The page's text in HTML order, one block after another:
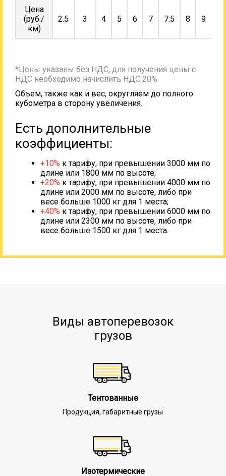
Цена
(руб./
км)
2.5 3 4 5 6 7 7.5 8 9
*Цены указаны без НДС, для получения цены с
НДС необходимо начислить НДС 20%
Объем, также как и вес, округляем до полного
кубометра в сторону увеличения.
Есть дополнительные
коэффициенты:
+10% к тарифу, при превышении 3000 мм по
длине или 1800 мм по высоте;
+20% к тарифу, при превышении 4000 мм по
длине или 2000 мм по высоте, либо при
весе больше 1000 кг для 1 места;
+40% к тарифу, при превышении 6000 мм по
длине или 2300 мм по высоте, либо при
весе больше 1500 кг для 1 места.
Виды автоперевозок
грузов
Тентованные
Продукция, габаритные грузы
Изотермические